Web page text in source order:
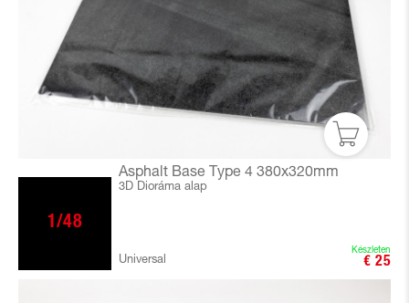
1/48
Asphalt Base Type 4 380x320mm
3D Dioráma alap
Universal
Készleten
€ 25